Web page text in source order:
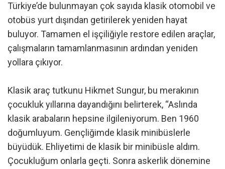
Türkiye’de bulunmayan çok sayıda klasik otomobil ve
otobüs yurt dışından getirilerek yeniden hayat
buluyor. Tamamen el işçiliğiyle restore edilen araçlar,
çalışmaların tamamlanmasının ardından yeniden
yollara çıkıyor.
Klasik araç tutkunu Hikmet Sungur, bu merakının
çocukluk yıllarına dayandığını belirterek, “Aslında
klasik arabaların hepsine ilgileniyorum. Ben 1960
doğumluyum. Gençliğimde klasik minibüslerle
büyüdük. Ehliyetimi de klasik bir minibüsle aldım.
Çocukluğum onlarla geçti. Sonra askerlik dönemine